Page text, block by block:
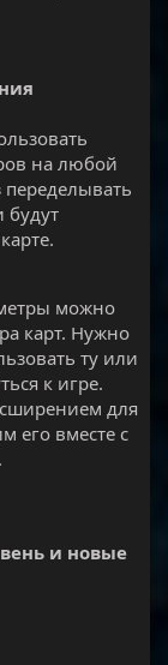
на любой
будут
можно
карт. Нужно
ту или
к игре.​
для
его вместе с
и новые